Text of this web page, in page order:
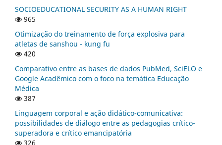
SOCIOEDUCATIONAL SECURITY AS A HUMAN RIGHT
965
Otimização do treinamento de força explosiva para
atletas de sanshou - kung fu
420
Comparativo entre as bases de dados PubMed, SciELO e
Google Acadêmico com o foco na temática Educação
Médica
387
Linguagem corporal e ação didático-comunicativa:
possibilidades de diálogo entre as pedagogias crítico-
superadora e crítico emancipatória
326